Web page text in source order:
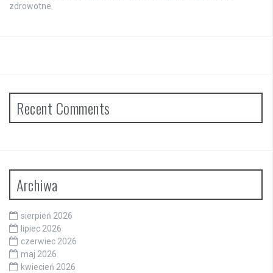
zdrowotne
Recent Comments
Archiwa
sierpień 2026
lipiec 2026
czerwiec 2026
maj 2026
kwiecień 2026